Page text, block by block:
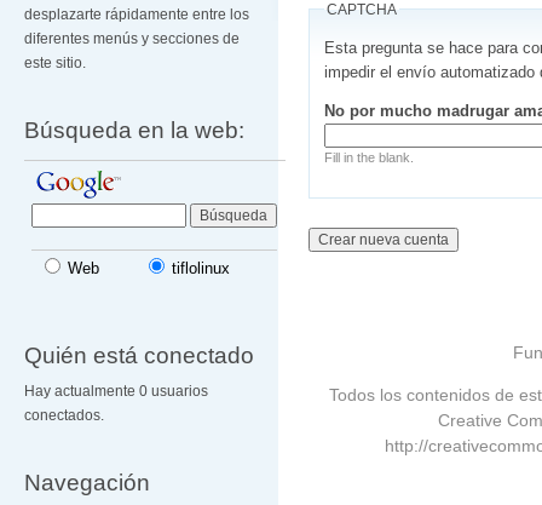
desplazarte rápidamente entre los
diferentes menús y secciones de
este sitio.
Búsqueda en la web:
Web tiflolinux
Quién está conectado
Hay actualmente 0 usuarios
conectados.
Navegación
CAPTCHA
Esta pregunta se hace para
impedir el envío automatizado
No por mucho madrugar
Fill in the blank.
Todos los contenidos de
Creative
http://